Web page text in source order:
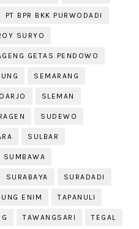
PT BPR BKK PURWODADI
SURYO
GETAS PENDOWO
SEMARANG
SLEMAN
SUDEWO
SULBAR
SUMBAWA
SURABAYA SURADADI
ENIM TAPANULI
TAWANGSARI TEGAL